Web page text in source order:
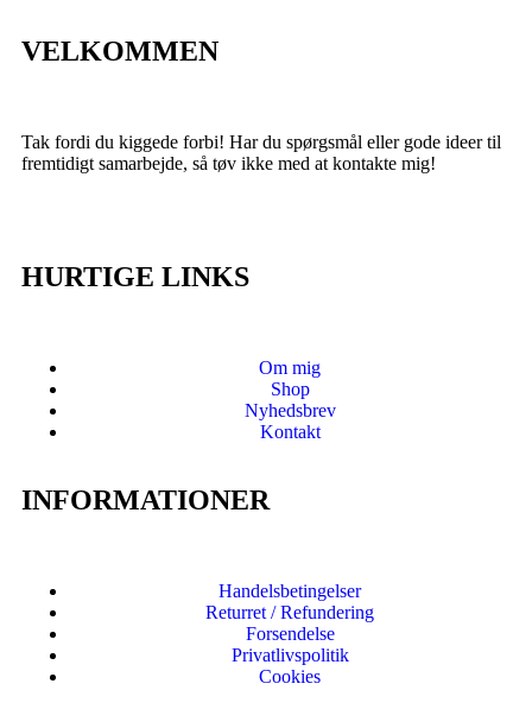
VELKOMMEN
Tak fordi du kiggede forbi! Har du spørgsmål eller gode ideer til
fremtidigt samarbejde, så tøv ikke med at kontakte mig!
HURTIGE LINKS
Om mig
Shop
Nyhedsbrev
Kontakt
INFORMATIONER
Handelsbetingelser
Returret / Refundering
Forsendelse
Privatlivspolitik
Cookies